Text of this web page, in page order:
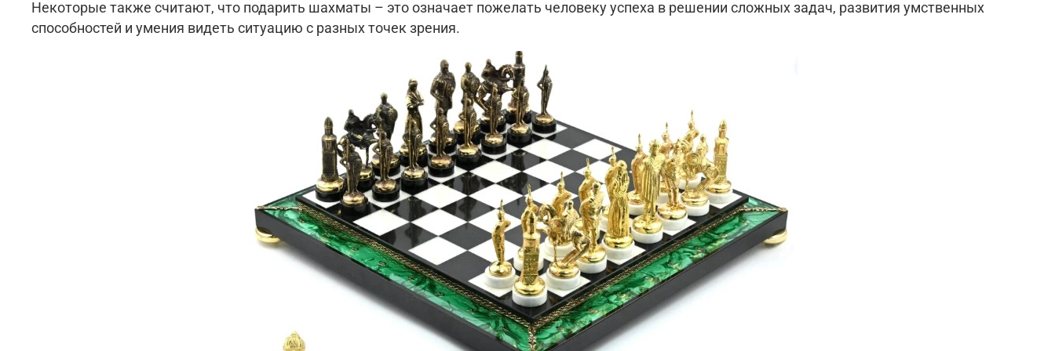
Некоторые также считают, что подарить шахматы – это означает пожелать человеку успеха в решении сложных задач, развития умственных
способностей и умения видеть ситуацию с разных точек зрения.